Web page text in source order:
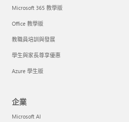
Microsoft 365 教學版
Office 教學版
教職員培訓與發展
學生與家長尊享優惠
Azure 學生版
企業
Microsoft AI